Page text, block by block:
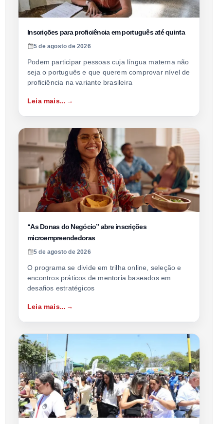
Inscrições para proficiência em português até quinta
5 de agosto de 2026
Podem participar pessoas cuja língua materna não
seja o português e que querem comprovar nível de
proficiência na variante brasileira
Leia mais...
“As Donas do Negócio” abre inscrições
microempreendedoras
5 de agosto de 2026
O programa se divide em trilha online, seleção e
encontros práticos de mentoria baseados em
desafios estratégicos
Leia mais...